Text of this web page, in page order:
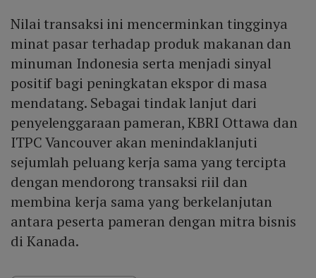
Nilai transaksi ini mencerminkan tingginya
minat pasar terhadap produk makanan dan
minuman Indonesia serta menjadi sinyal
positif bagi peningkatan ekspor di masa
mendatang. Sebagai tindak lanjut dari
penyelenggaraan pameran, KBRI Ottawa dan
ITPC Vancouver akan menindaklanjuti
sejumlah peluang kerja sama yang tercipta
dengan mendorong transaksi riil dan
membina kerja sama yang berkelanjutan
antara peserta pameran dengan mitra bisnis
di Kanada.